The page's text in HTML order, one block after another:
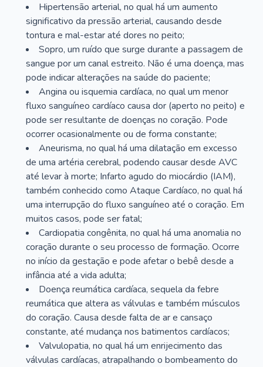
Hipertensão arterial, no qual há um aumento
significativo da pressão arterial, causando desde
tontura e mal-estar até dores no peito;
Sopro, um ruído que surge durante a passagem de
sangue por um canal estreito. Não é uma doença, mas
pode indicar alterações na saúde do paciente;
Angina ou isquemia cardíaca, no qual um menor
fluxo sanguíneo cardíaco causa dor (aperto no peito) e
pode ser resultante de doenças no coração. Pode
ocorrer ocasionalmente ou de forma constante;
Aneurisma, no qual há uma dilatação em excesso
de uma artéria cerebral, podendo causar desde AVC
até levar à morte; Infarto agudo do miocárdio (IAM),
também conhecido como Ataque Cardíaco, no qual há
uma interrupção do fluxo sanguíneo até o coração. Em
muitos casos, pode ser fatal;
Cardiopatia congênita, no qual há uma anomalia no
coração durante o seu processo de formação. Ocorre
no início da gestação e pode afetar o bebê desde a
infância até a vida adulta;
Doença reumática cardíaca, sequela da febre
reumática que altera as válvulas e também músculos
do coração. Causa desde falta de ar e cansaço
constante, até mudança nos batimentos cardíacos;
Valvulopatia, no qual há um enrijecimento das
válvulas cardíacas, atrapalhando o bombeamento do